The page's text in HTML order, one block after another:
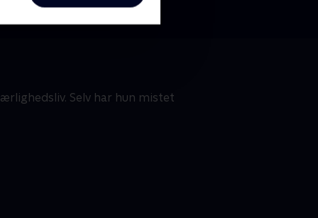
Selv har hun mistet